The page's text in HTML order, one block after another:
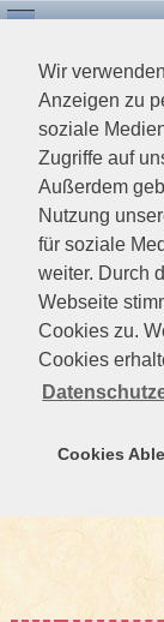
Wir
Anzeigen zu
soziale
Zugriffe auf
Außerdem
Nutzung
für soziale
weiter. Durch
Webseite
Cookies zu.
Cookies
Cookies